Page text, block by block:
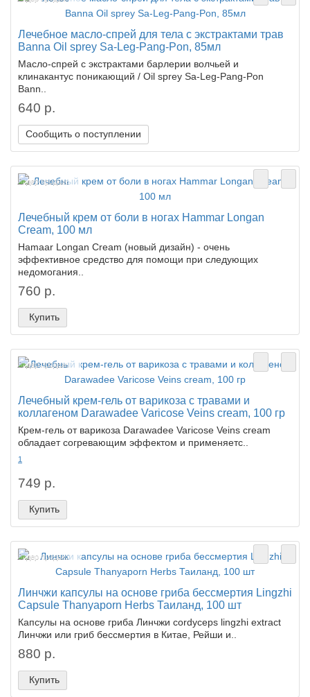
Лечебное масло-спрей для тела с экстрактами трав
Banna Oil sprey Sa-Leg-Pang-Pon, 85мл
Масло-спрей с экстрактами барлерии волчьей и
клинакантус поникающий / Oil sprey Sa-Leg-Pang-Pon
Bann..
640 р.
Сообщить о поступлении
Лидер продаж!
Лечебный крем от боли в ногах Hammar Longan
Cream, 100 мл
Hamaar Longan Cream (новый дизайн) - очень
эффективное средство для помощи при следующих
недомогания..
760 р.
Купить
Лидер продаж!
Лечебный крем-гель от варикоза с травами и
коллагеном Darawadee Varicose Veins cream, 100 гр
Крем-гель от варикоза Darawadee Varicose Veins cream
обладает согревающим эффектом и применяетс..
1
749 р.
Купить
Лидер продаж!
Линчжи капсулы на основе гриба бессмертия Lingzhi
Capsule Thanyaporn Herbs Таиланд, 100 шт
Капсулы на основе гриба Линчжи cordyceps lingzhi extract
Линчжи или гриб бессмертия в Китае, Рейши и..
880 р.
Купить